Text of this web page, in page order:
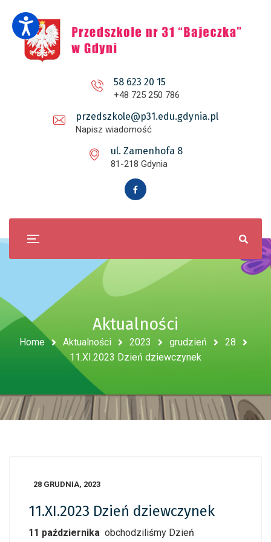
58 623 20 15
+48 725 250 786
przedszkole@p31.edu.gdynia.pl
Napisz wiadomość
ul. Zamenhofa 8
81-218 Gdynia
Aktualności
Home Aktualności 2023 grudzień
28
11.XI.2023 Dzień dziewczynek
28 GRUDNIA, 2023
11.XI.2023 Dzień dziewczynek
11 października obchodziliśmy Dzień